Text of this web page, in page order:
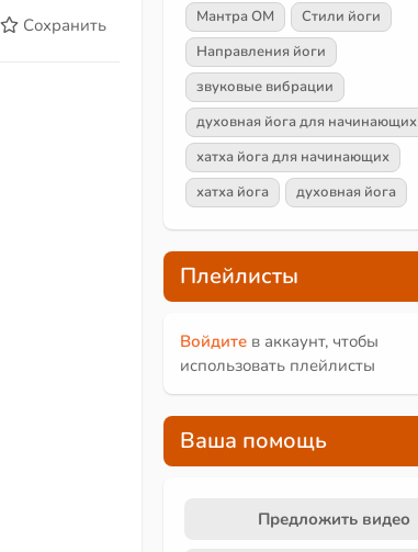
Сохранить
Мантра ОМ
Стили йоги
Направления йоги
звуковые вибрации
духовная йога для начинающих
хатха йога для начинающих
хатха йога
духовная йога
Плейлисты
Войдите в аккаунт, чтобы
использовать плейлисты
Ваша помощь
Предложить видео